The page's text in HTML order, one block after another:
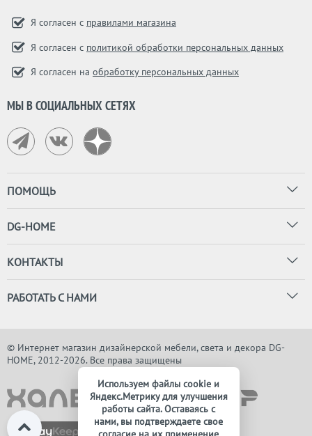
Я согласен с правилами магазина
Я согласен с политикой обработки персональных данных
Я согласен на обработку персональных данных
МЫ В СОЦИАЛЬНЫХ СЕТЯХ
ПОМОЩЬ
DG-HOME
КОНТАКТЫ
РАБОТАТЬ С НАМИ
© Интернет магазин дизайнерской мебели, света и декора DG-
HOME, 2012-2026. Все права защищены
Используем файлы cookie и
Яндекс.Метрику для улучшения
работы сайта. Оставаясь с
нами, вы подтверждаете свое